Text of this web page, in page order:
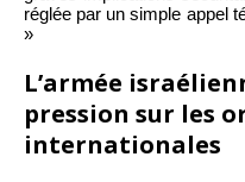
réglée par un simple appel
»
L’armée
pression sur les
internationales